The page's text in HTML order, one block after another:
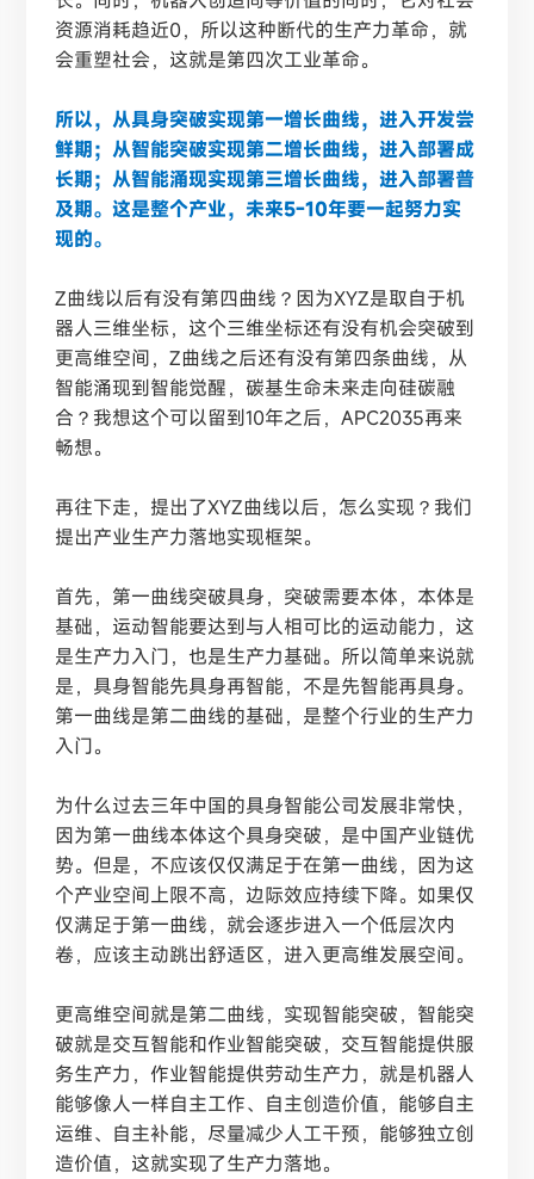
资源消耗趋近0，所以这种断代的生产力革命，就
会重塑社会，这就是第四次工业革命。
所以，从具身突破实现第一增长曲线，进入开发尝
鲜期；从智能突破实现第二增长曲线，进入部署成
长期；从智能涌现实现第三增长曲线，进入部署普
及期。这是整个产业，未来5-10年要一起努力实
现的。
Z曲线以后有没有第四曲线？因为XYZ是取自于机
器人三维坐标，这个三维坐标还有没有机会突破到
更高维空间，Z曲线之后还有没有第四条曲线，从
智能涌现到智能觉醒，碳基生命未来走向硅碳融
合？我想这个可以留到10年之后，APC2035再来
畅想。
再往下走，提出了XYZ曲线以后，怎么实现？我们
提出产业生产力落地实现框架。
首先，第一曲线突破具身，突破需要本体，本体是
基础，运动智能要达到与人相可比的运动能力，这
是生产力入门，也是生产力基础。所以简单来说就
是，具身智能先具身再智能，不是先智能再具身。
第一曲线是第二曲线的基础，是整个行业的生产力
入门。
为什么过去三年中国的具身智能公司发展非常快，
因为第一曲线本体这个具身突破，是中国产业链优
势。但是，不应该仅仅满足于在第一曲线，因为这
个产业空间上限不高，边际效应持续下降。如果仅
仅满足于第一曲线，就会逐步进入一个低层次内
卷，应该主动跳出舒适区，进入更高维发展空间。
更高维空间就是第二曲线，实现智能突破，智能突
破就是交互智能和作业智能突破，交互智能提供服
务生产力，作业智能提供劳动生产力，就是机器人
能够像人一样自主工作、自主创造价值，能够自主
运维、自主补能，尽量减少人工干预，能够独立创
造价值，这就实现了生产力落地。